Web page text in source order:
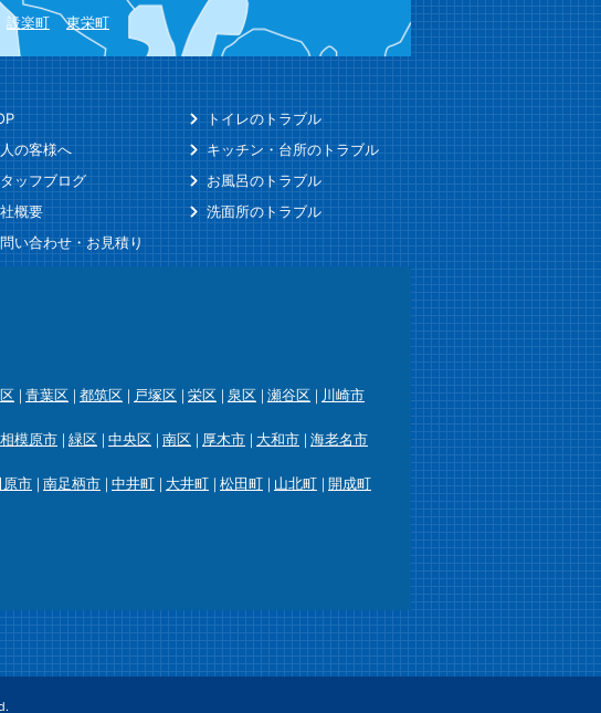
設楽町
東栄町
の客様へ
ッフブログ
概要
い合わせ・お見積り
トイレのトラブル
キッチン・台所のトラブル
お風呂のトラブル
洗面所のトラブル
青葉区 都筑区 戸塚区 栄区 泉区 瀬谷区 川崎市
相模原市 緑区 中央区 南区 厚木市 大和市 海老名市
原市 南足柄市 中井町 大井町 松田町 山北町 開成町